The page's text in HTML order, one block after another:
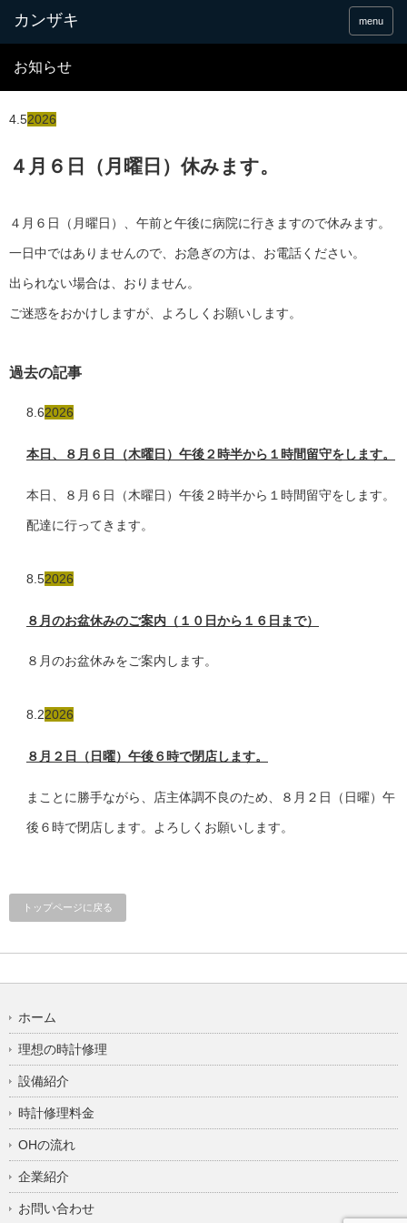
menu
お知らせ
4.52026
４月６日（月曜日）休みます。
４月６日（月曜日）、午前と午後に病院に行きますので休みます。
一日中ではありませんので、お急ぎの方は、お電話ください。
出られない場合は、おりません。
ご迷惑をおかけしますが、よろしくお願いします。
過去の記事
8.62026
本日、８月６日（木曜日）午後２時半から１時間留守をします。
本日、８月６日（木曜日）午後２時半から１時間留守をします。
配達に行ってきます。
8.52026
８月のお盆休みのご案内（１０日から１６日まで）
８月のお盆休みをご案内します。
8.22026
８月２日（日曜）午後６時で閉店します。
まことに勝手ながら、店主体調不良のため、８月２日（日曜）午
後６時で閉店します。よろしくお願いします。
トップページに戻る
ホーム
理想の時計修理
設備紹介
時計修理料金
OHの流れ
企業紹介
お問い合わせ